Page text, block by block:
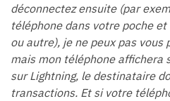
déconnectez ensuite (par
téléphone dans votre poche
ou autre), je ne peux pas vous
mais mon téléphone affichera
sur Lightning, le destinataire
transactions. Et si votre